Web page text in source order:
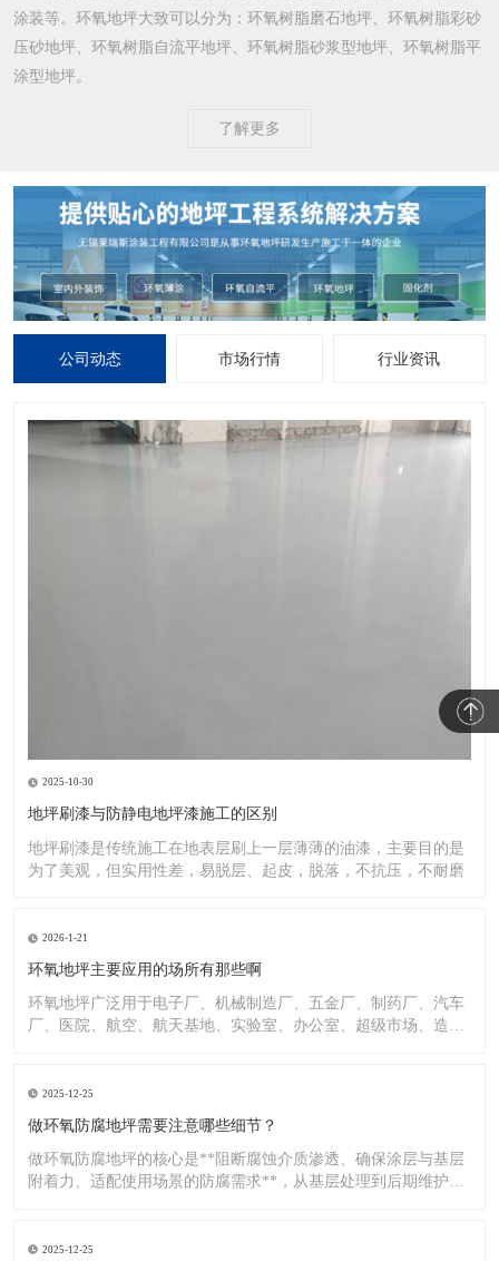
涂装等。环氧地坪大致可以分为：环氧树脂磨石地坪、环氧树脂彩砂
压砂地坪、环氧树脂自流平地坪、环氧树脂砂浆型地坪、环氧树脂平
涂型地坪。
了解更多
公司动态 市场行情 行业资讯
2025-10-30
地坪刷漆与防静电地坪漆施工的区别
地坪刷漆是传统施工在地表层刷上一层薄薄的油漆，主要目的是
为了美观，但实用性差，易脱层、起皮，脱落，不抗压，不耐磨
2026-1-21
环氧地坪主要应用的场所有那些啊
环氧地坪广泛用于电子厂、机械制造厂、五金厂、制药厂、汽车
厂、医院、航空、航天基地、实验室、办公室、超级市场、造纸
2025-12-25
做环氧防腐地坪需要注意哪些细节？
做环氧防腐地坪的核心是**阻断腐蚀介质渗透、确保涂层与基层
附着力、适配使用场景的防腐需求**，从基层处理到后期维护，
2025-12-25